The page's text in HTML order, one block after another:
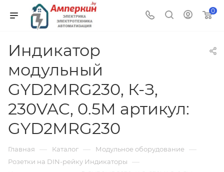
0
Индикатор
модульный
GYD2MRG230, К-З,
230VAC, 0.5M артикул:
GYD2MRG230
Главная — Каталог — Модульное оборудование —
Розетки на DIN-рейку Индикаторы —